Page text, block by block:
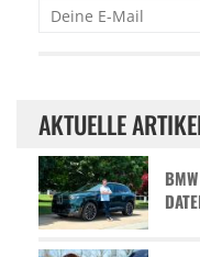
AKTUELLE